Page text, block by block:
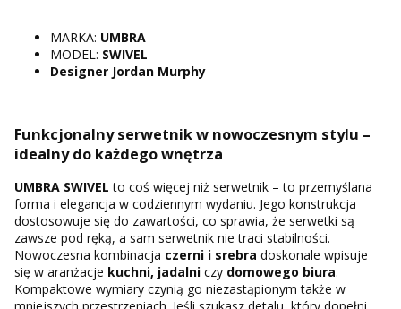
MARKA: UMBRA
MODEL: SWIVEL
Designer Jordan Murphy
Funkcjonalny serwetnik w nowoczesnym stylu –
idealny do każdego wnętrza
UMBRA SWIVEL to coś więcej niż serwetnik – to przemyślana
forma i elegancja w codziennym wydaniu. Jego konstrukcja
dostosowuje się do zawartości, co sprawia, że serwetki są
zawsze pod ręką, a sam serwetnik nie traci stabilności.
Nowoczesna kombinacja czerni i srebra doskonale wpisuje
się w aranżacje kuchni, jadalni czy domowego biura.
Kompaktowe wymiary czynią go niezastąpionym także w